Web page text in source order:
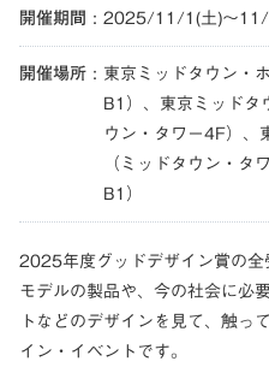
開催期間 2025/11/1(土)〜
開催場所
東京ミッドタウン・
B1）、東京ミッドタ
ウン・タワー4F）、
（ミッドタウン・タ
B1）
2025年度グッドデザイン賞の
モデルの製品や、今の社会に必
トなどのデザインを見て、触っ
イン・イベントです。